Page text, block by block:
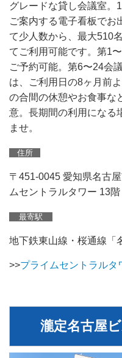
グレードな貸し会議室。
ご案内する電子看板でお
て少人数から、 最大510
てご利用可能です。第1
ご予約可能。第6〜24会
は、ご利用日の8ヶ月前
の合間の休憩やお食事な
意。長期間の利用になる
ませ。
住所
〒451-0045 愛知県名古
ムセントラルタワー 13
最寄駅
地下鉄東山線・桜通線「
>>プライムセントラル
瀧定名古屋